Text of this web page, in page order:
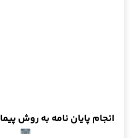
انجام پایان نامه به روش